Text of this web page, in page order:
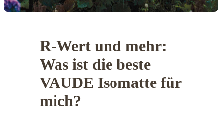
R-Wert und mehr:
Was ist die beste
VAUDE Isomatte für
mich?